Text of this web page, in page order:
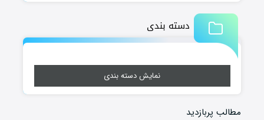
دسته بندی
نمایش دسته بندی
مطالب پربازدید